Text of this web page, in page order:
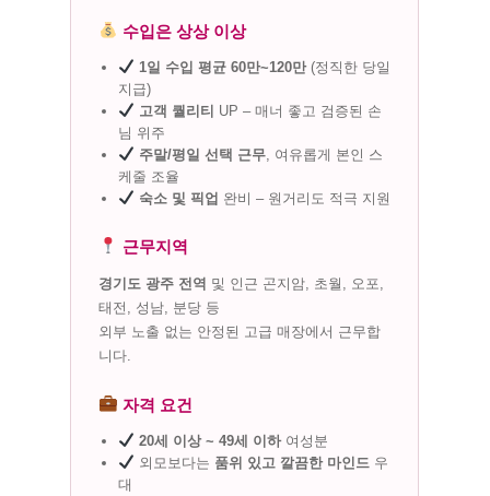
수입은 상상 이상
1일 수입 평균 60만~120만(정직한 당일
지급)
고객 퀄리티 UP – 매너 좋고 검증된 손
님 위주
주말/평일 선택 근무 , 여유롭게 본인 스
케줄 조율
숙소 및 픽업 완비 – 원거리도 적극 지원
근무지역
경기도 광주 전역 및 인근 곤지암, 초월, 오포,
태전, 성남, 분당 등
외부 노출 없는 안정된 고급 매장에서 근무합
니다.
자격 요건
20세 이상 ~ 49세 이하여성분
외모보다는 품위 있고 깔끔한 마인드 우
대